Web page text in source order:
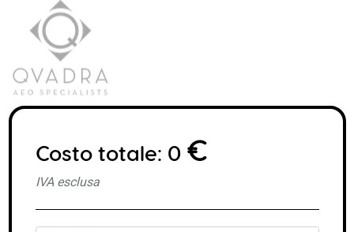
Costo totale: 0 €
IVA esclusa